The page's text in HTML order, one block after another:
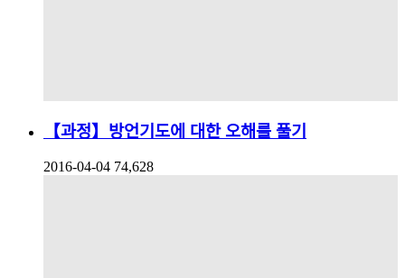
【과정】방언기도에 대한 오해를 풀기
2016-04-04 74,628